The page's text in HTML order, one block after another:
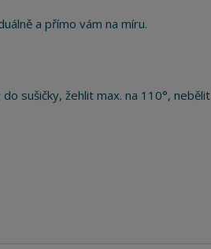
a přímo vám na míru.
sušičky, žehlit max. na 110°, nebělit